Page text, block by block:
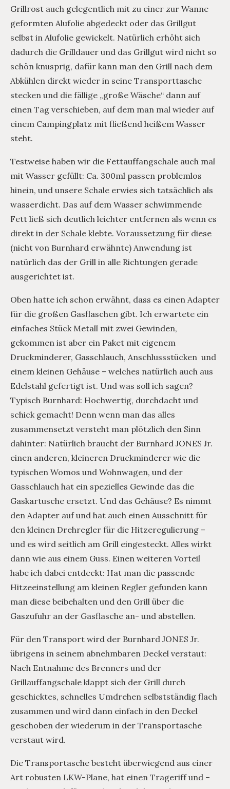
Grillrost auch gelegentlich mit zu einer zur Wanne
geformten Alufolie abgedeckt oder das Grillgut
selbst in Alufolie gewickelt. Natürlich erhöht sich
dadurch die Grilldauer und das Grillgut wird nicht so
schön knusprig, dafür kann man den Grill nach dem
Abkühlen direkt wieder in seine Transporttasche
stecken und die fällige „große Wäsche“ dann auf
einen Tag verschieben, auf dem man mal wieder auf
einem Campingplatz mit fließend heißem Wasser
steht.
Testweise haben wir die Fettauffangschale auch mal
mit Wasser gefüllt: Ca. 300ml passen problemlos
hinein, und unsere Schale erwies sich tatsächlich als
wasserdicht. Das auf dem Wasser schwimmende
Fett ließ sich deutlich leichter entfernen als wenn es
direkt in der Schale klebte. Voraussetzung für diese
(nicht von Burnhard erwähnte) Anwendung ist
natürlich das der Grill in alle Richtungen gerade
ausgerichtet ist.
Oben hatte ich schon erwähnt, dass es einen Adapter
für die großen Gasflaschen gibt. Ich erwartete ein
einfaches Stück Metall mit zwei Gewinden,
gekommen ist aber ein Paket mit eigenem
Druckminderer, Gasschlauch, Anschlussstücken und
einem kleinen Gehäuse – welches natürlich auch aus
Edelstahl gefertigt ist. Und was soll ich sagen?
Typisch Burnhard: Hochwertig, durchdacht und
schick gemacht! Denn wenn man das alles
zusammensetzt versteht man plötzlich den Sinn
dahinter: Natürlich braucht der Burnhard JONES Jr.
einen anderen, kleineren Druckminderer wie die
typischen Womos und Wohnwagen, und der
Gasschlauch hat ein spezielles Gewinde das die
Gaskartusche ersetzt. Und das Gehäuse? Es nimmt
den Adapter auf und hat auch einen Ausschnitt für
den kleinen Drehregler für die Hitzeregulierung –
und es wird seitlich am Grill eingesteckt. Alles wirkt
dann wie aus einem Guss. Einen weiteren Vorteil
habe ich dabei entdeckt: Hat man die passende
Hitzeeinstellung am kleinen Regler gefunden kann
man diese beibehalten und den Grill über die
Gaszufuhr an der Gasflasche an- und abstellen.
Für den Transport wird der Burnhard JONES Jr.
übrigens in seinem abnehmbaren Deckel verstaut:
Nach Entnahme des Brenners und der
Grillauffangschale klappt sich der Grill durch
geschicktes, schnelles Umdrehen selbstständig flach
zusammen und wird dann einfach in den Deckel
geschoben der wiederum in der Transportasche
verstaut wird.
Die Transportasche besteht überwiegend aus einer
Art robusten LKW-Plane, hat einen Trageriff und –